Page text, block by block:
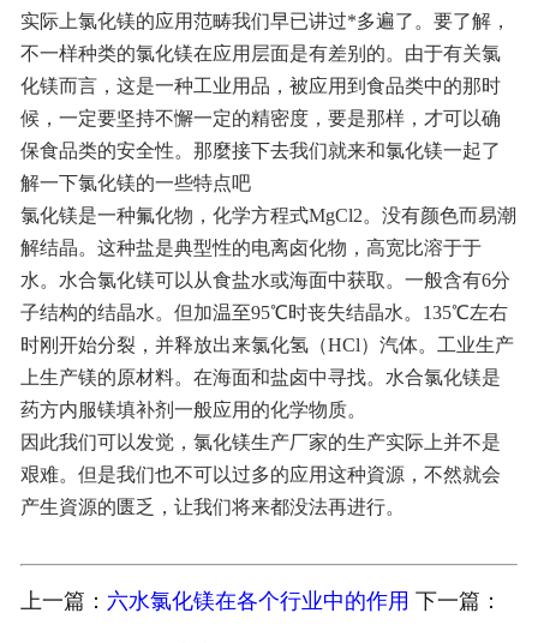
实际上氯化镁的应用范畴我们早已讲过*多遍了。要了解，
不一样种类的氯化镁在应用层面是有差别的。由于有关氯
化镁而言，这是一种工业用品，被应用到食品类中的那时
候，一定要坚持不懈一定的精密度，要是那样，才可以确
保食品类的安全性。那麼接下去我们就来和氯化镁一起了
解一下氯化镁的一些特点吧
氯化镁是一种氟化物，化学方程式MgCl2。没有颜色而易潮
解结晶。这种盐是典型性的电离卤化物，高宽比溶于于
水。水合氯化镁可以从食盐水或海面中获取。一般含有6分
子结构的结晶水。但加温至95℃时丧失结晶水。135℃左右
时刚开始分裂，并释放出来氯化氢（HCl）汽体。工业生产
上生产镁的原材料。在海面和盐卤中寻找。水合氯化镁是
药方内服镁填补剂一般应用的化学物质。
因此我们可以发觉，氯化镁生产厂家的生产实际上并不是
艰难。但是我们也不可以过多的应用这种資源，不然就会
产生資源的匮乏，让我们将来都没法再进行。
上一篇： 六水氯化镁在各个行业中的作用 下一篇：